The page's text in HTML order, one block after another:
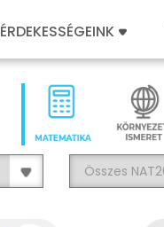
ÉRDEKESSÉGEINK